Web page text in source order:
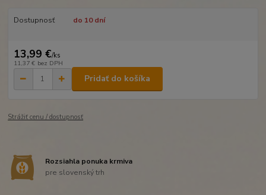
Dostupnosť do 10 dní
13,99 €/ks
11,37 € bez DPH
Pridať do košíka
Strážiť cenu / dostupnosť
Rozsiahla ponuka krmiva
pre slovenský trh